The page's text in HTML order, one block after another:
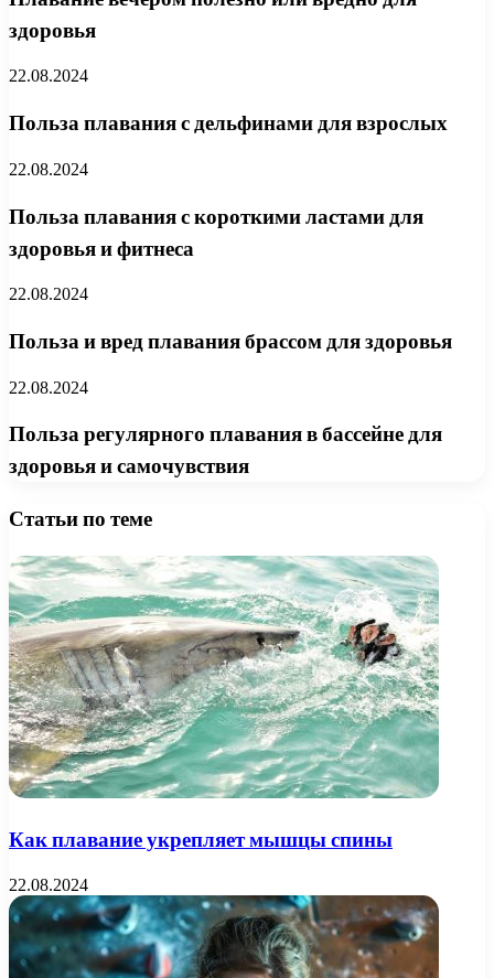
здоровья
22.08.2024
Польза плавания с дельфинами для взрослых
22.08.2024
Польза плавания с короткими ластами для
здоровья и фитнеса
22.08.2024
Польза и вред плавания брассом для здоровья
22.08.2024
Польза регулярного плавания в бассейне для
здоровья и самочувствия
Статьи по теме
Как плавание укрепляет мышцы спины
22.08.2024